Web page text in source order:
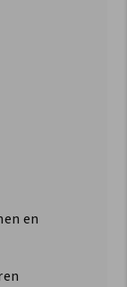
en